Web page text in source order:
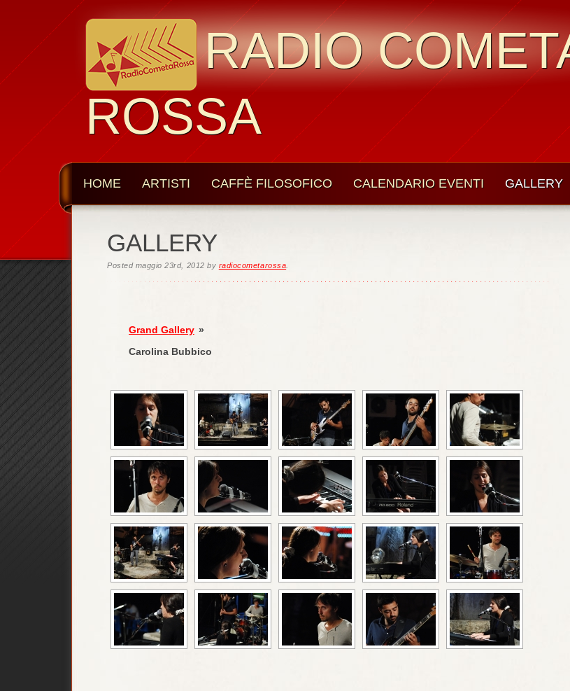
RADIO
ROSSA
HOME ARTISTI CAFFÈ FILOSOFICO CALENDARIO EVENTI GALLERY
GALLERY
Posted maggio 23rd, 2012 by radiocometarossa
Grand Gallery »
Carolina Bubbico